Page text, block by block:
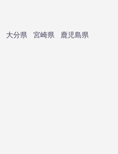
大分県 宮崎県
鹿児島県